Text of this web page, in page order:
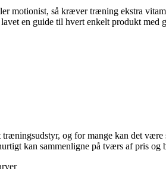
motionist, så kræver træning ekstra
en guide til hvert enkelt produkt
og for mange kan det
kan sammenligne på tværs af pris